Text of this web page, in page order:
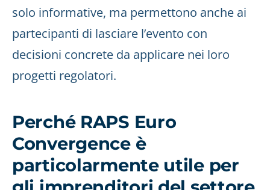
solo informative, ma permettono anche ai
partecipanti di lasciare l’evento con
decisioni concrete da applicare nei loro
progetti regolatori.
Perché RAPS Euro
Convergence è
particolarmente utile per